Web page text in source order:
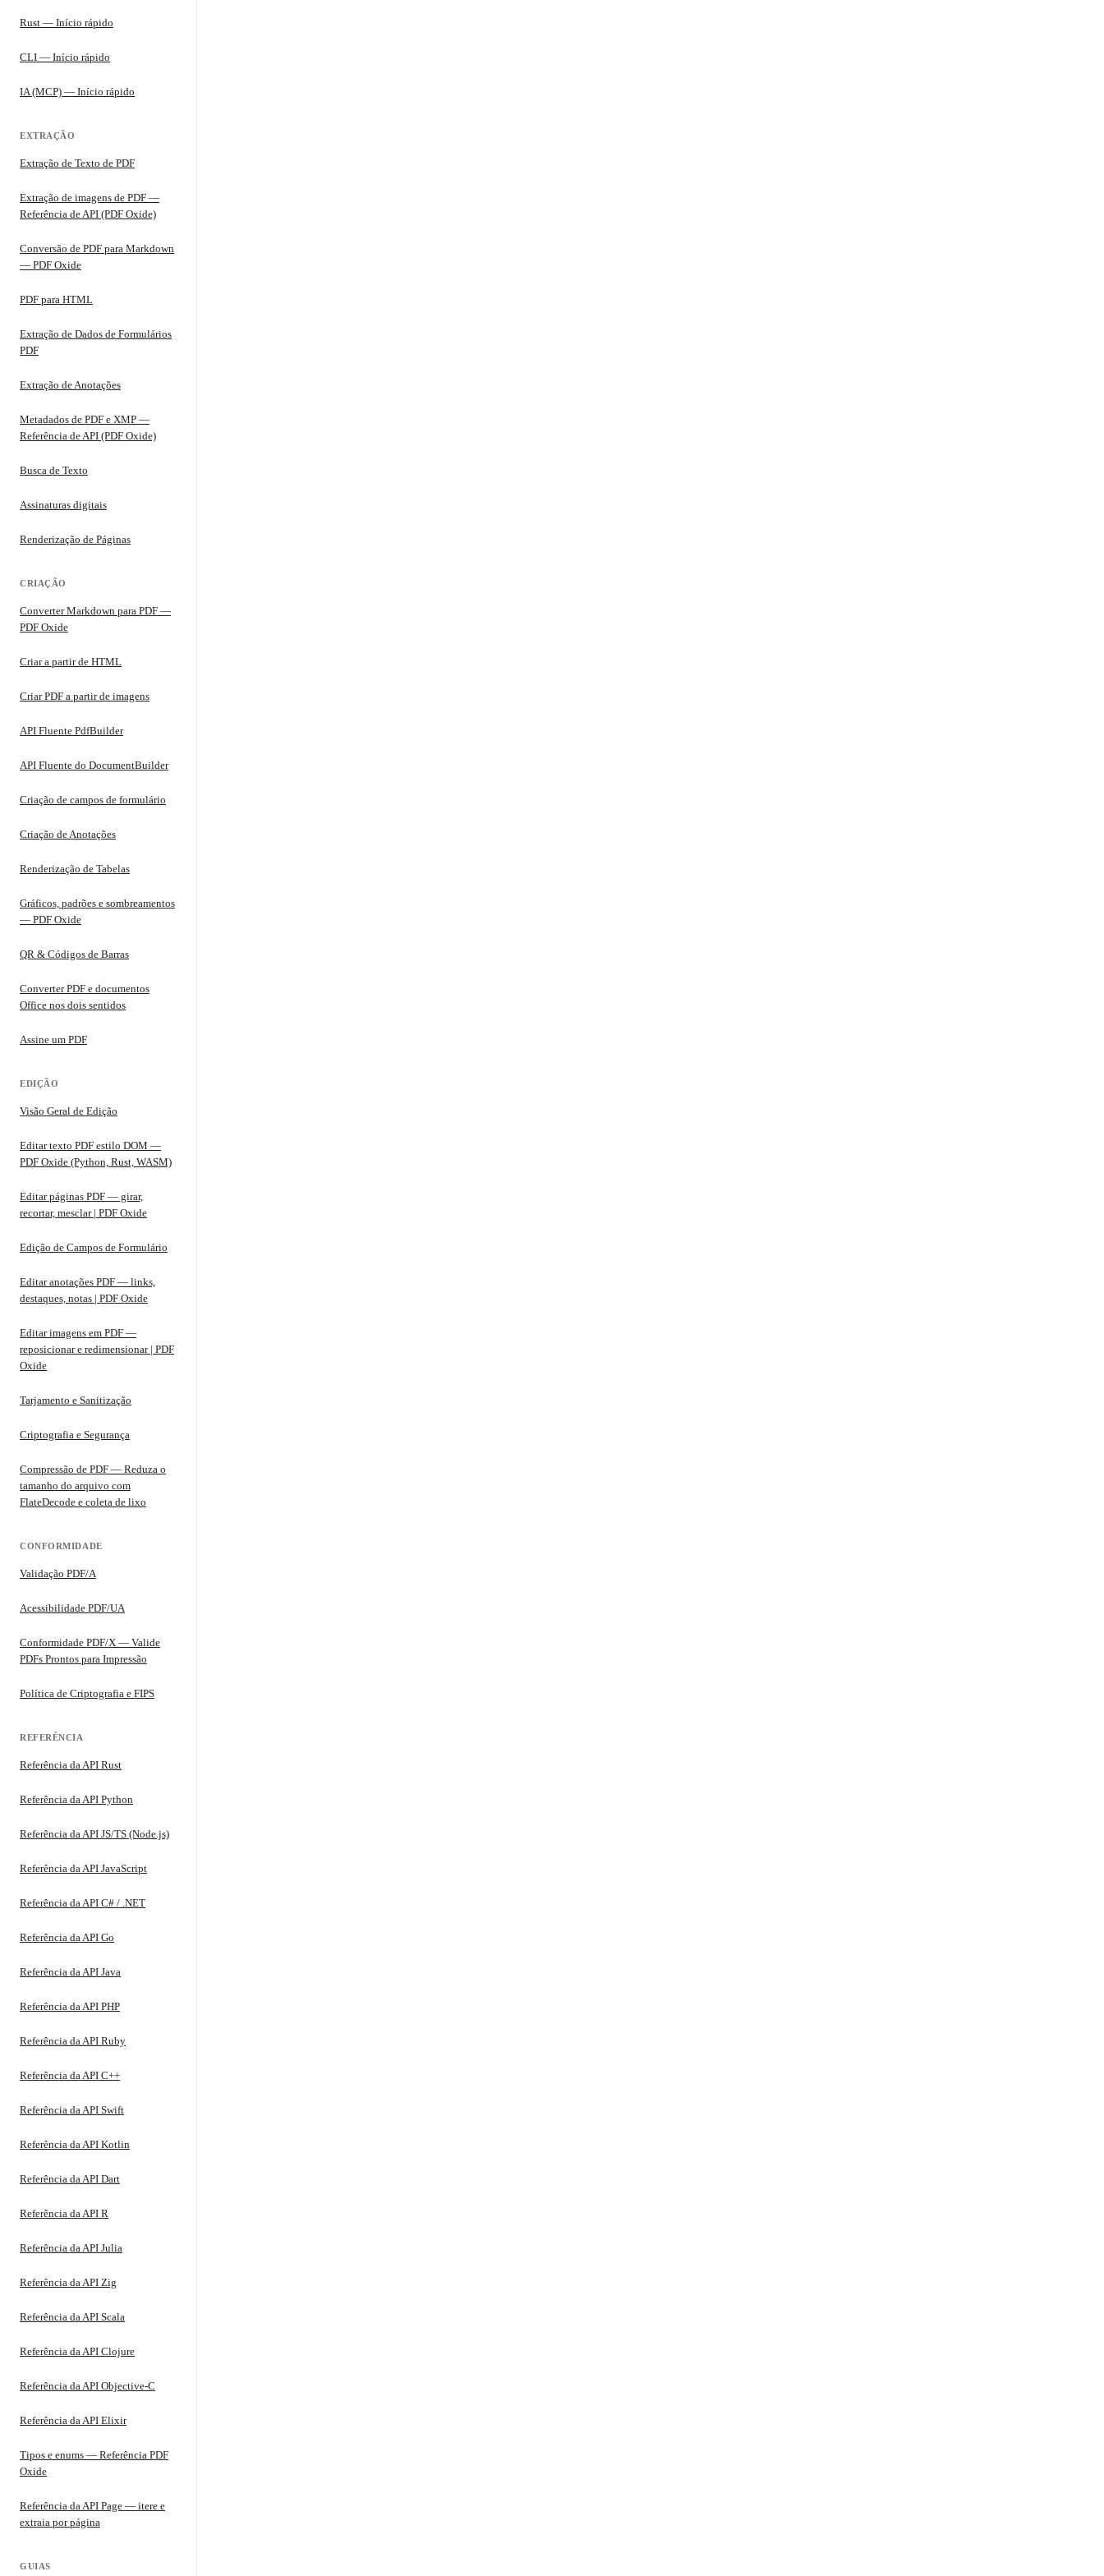
Rust — Início rápido
CLI — Início rápido
IA (MCP) — Início rápido
EXTRAÇÃO
Extração de Texto de PDF
Extração de imagens de PDF —
Referência de API (PDF Oxide)
Conversão de PDF para Markdown
— PDF Oxide
PDF para HTML
Extração de Dados de Formulários
PDF
Extração de Anotações
Metadados de PDF e XMP —
Referência de API (PDF Oxide)
Busca de Texto
Assinaturas digitais
Renderização de Páginas
CRIAÇÃO
Converter Markdown para PDF —
PDF Oxide
Criar a partir de HTML
Criar PDF a partir de imagens
API Fluente PdfBuilder
API Fluente do DocumentBuilder
Criação de campos de formulário
Criação de Anotações
Renderização de Tabelas
Gráficos, padrões e sombreamentos
— PDF Oxide
QR & Códigos de Barras
Converter PDF e documentos
Office nos dois sentidos
Assine um PDF
EDIÇÃO
Visão Geral de Edição
Editar texto PDF estilo DOM —
PDF Oxide (Python, Rust, WASM)
Editar páginas PDF — girar,
recortar, mesclar | PDF Oxide
Edição de Campos de Formulário
Editar anotações PDF — links,
destaques, notas | PDF Oxide
Editar imagens em PDF —
reposicionar e redimensionar | PDF
Oxide
Tarjamento e Sanitização
Criptografia e Segurança
Compressão de PDF — Reduza o
tamanho do arquivo com
FlateDecode e coleta de lixo
CONFORMIDADE
Validação PDF/A
Acessibilidade PDF/UA
Conformidade PDF/X — Valide
PDFs Prontos para Impressão
Política de Criptografia e FIPS
REFERÊNCIA
Referência da API Rust
Referência da API Python
Referência da API JS/TS (Node.js)
Referência da API JavaScript
Referência da API C# / .NET
Referência da API Go
Referência da API Java
Referência da API PHP
Referência da API Ruby
Referência da API C++
Referência da API Swift
Referência da API Kotlin
Referência da API Dart
Referência da API R
Referência da API Julia
Referência da API Zig
Referência da API Scala
Referência da API Clojure
Referência da API Objective-C
Referência da API Elixir
Tipos e enums — Referência PDF
Oxide
Referência da API Page — itere e
extraia por página
GUIAS